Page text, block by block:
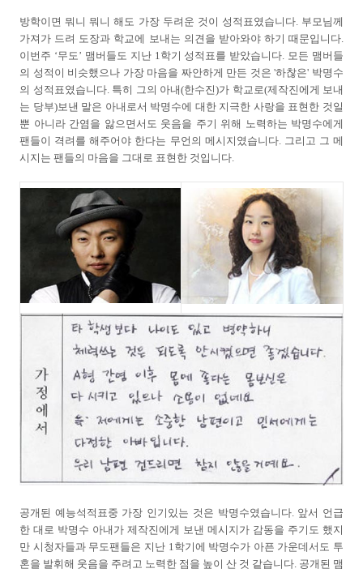
방학이면 뭐니 뭐니 해도 가장 두려운 것이 성적표였습니다. 부모님께
가져가 드려 도장과 학교에 보내는 의견을 받아와야 하기 때문입니다.
이번주 ‘무도’ 맴버들도 지난 1학기 성적표를 받았습니다. 모든 맴버들
의 성적이 비슷했으나 가장 마음을 짜안하게 만든 것은 '하찮은' 박명수
의 성적표였습니다. 특히 그의 아내(한수진)가 학교로(제작진에게 보내
는 당부)보낸 말은 아내로서 박명수에 대한 지극한 사랑을 표현한 것일
뿐 아니라 간염을 앓으면서도 웃음을 주기 위해 노력하는 박명수에게
팬들이 격려를 해주어야 한다는 무언의 메시지였습니다. 그리고 그 메
시지는 팬들의 마음을 그대로 표현한 것입니다.
공개된 예능석적표중 가장 인기있는 것은 박명수였습니다. 앞서 언급
한 대로 박명수 아내가 제작진에게 보낸 메시지가 감동을 주기도 했지
만 시청자들과 무도팬들은 지난 1학기에 박명수가 아픈 가운데서도 투
혼을 발휘해 웃음을 주려고 노력한 점을 높이 산 것 같습니다. 공개된 맴